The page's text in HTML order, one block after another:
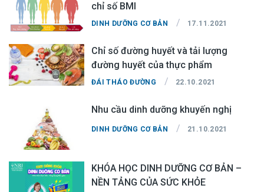
chỉ số BMI
DINH DƯỠNG CƠ BẢN / 17.11.2021
Chỉ số đường huyết và tải lượng
đường huyết của thực phẩm
ĐÁI THÁO ĐƯỜNG / 22.10.2021
Nhu cầu dinh dưỡng khuyến nghị
DINH DƯỠNG CƠ BẢN / 21.10.2021
KHÓA HỌC DINH DƯỠNG CƠ BẢN –
NỀN TẢNG CỦA SỨC KHỎE